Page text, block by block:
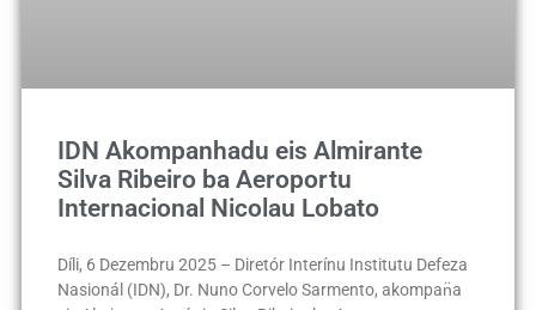
IDN Akompanhadu eis Almirante
Silva Ribeiro ba Aeroportu
Internacional Nicolau Lobato
Díli, 6 Dezembru 2025 – Diretór Interínu Institutu Defeza
Nasionál (IDN), Dr. Nuno Corvelo Sarmento, akompan̈a